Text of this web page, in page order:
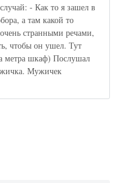
- Как то я зашел в
а там какой то
странными речами,
чтобы он ушел. Тут
метра шкаф) Послушал
Мужичек